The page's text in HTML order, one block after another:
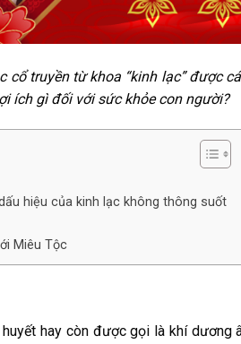
cổ truyền từ khoa “kinh lạc” được
ích gì đối với sức khỏe con người?
hiệu của kinh lạc không thông suốt
Miêu Tộc
hay còn được gọi là khí